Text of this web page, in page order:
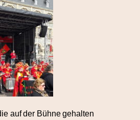
auf der Bühne gehalten